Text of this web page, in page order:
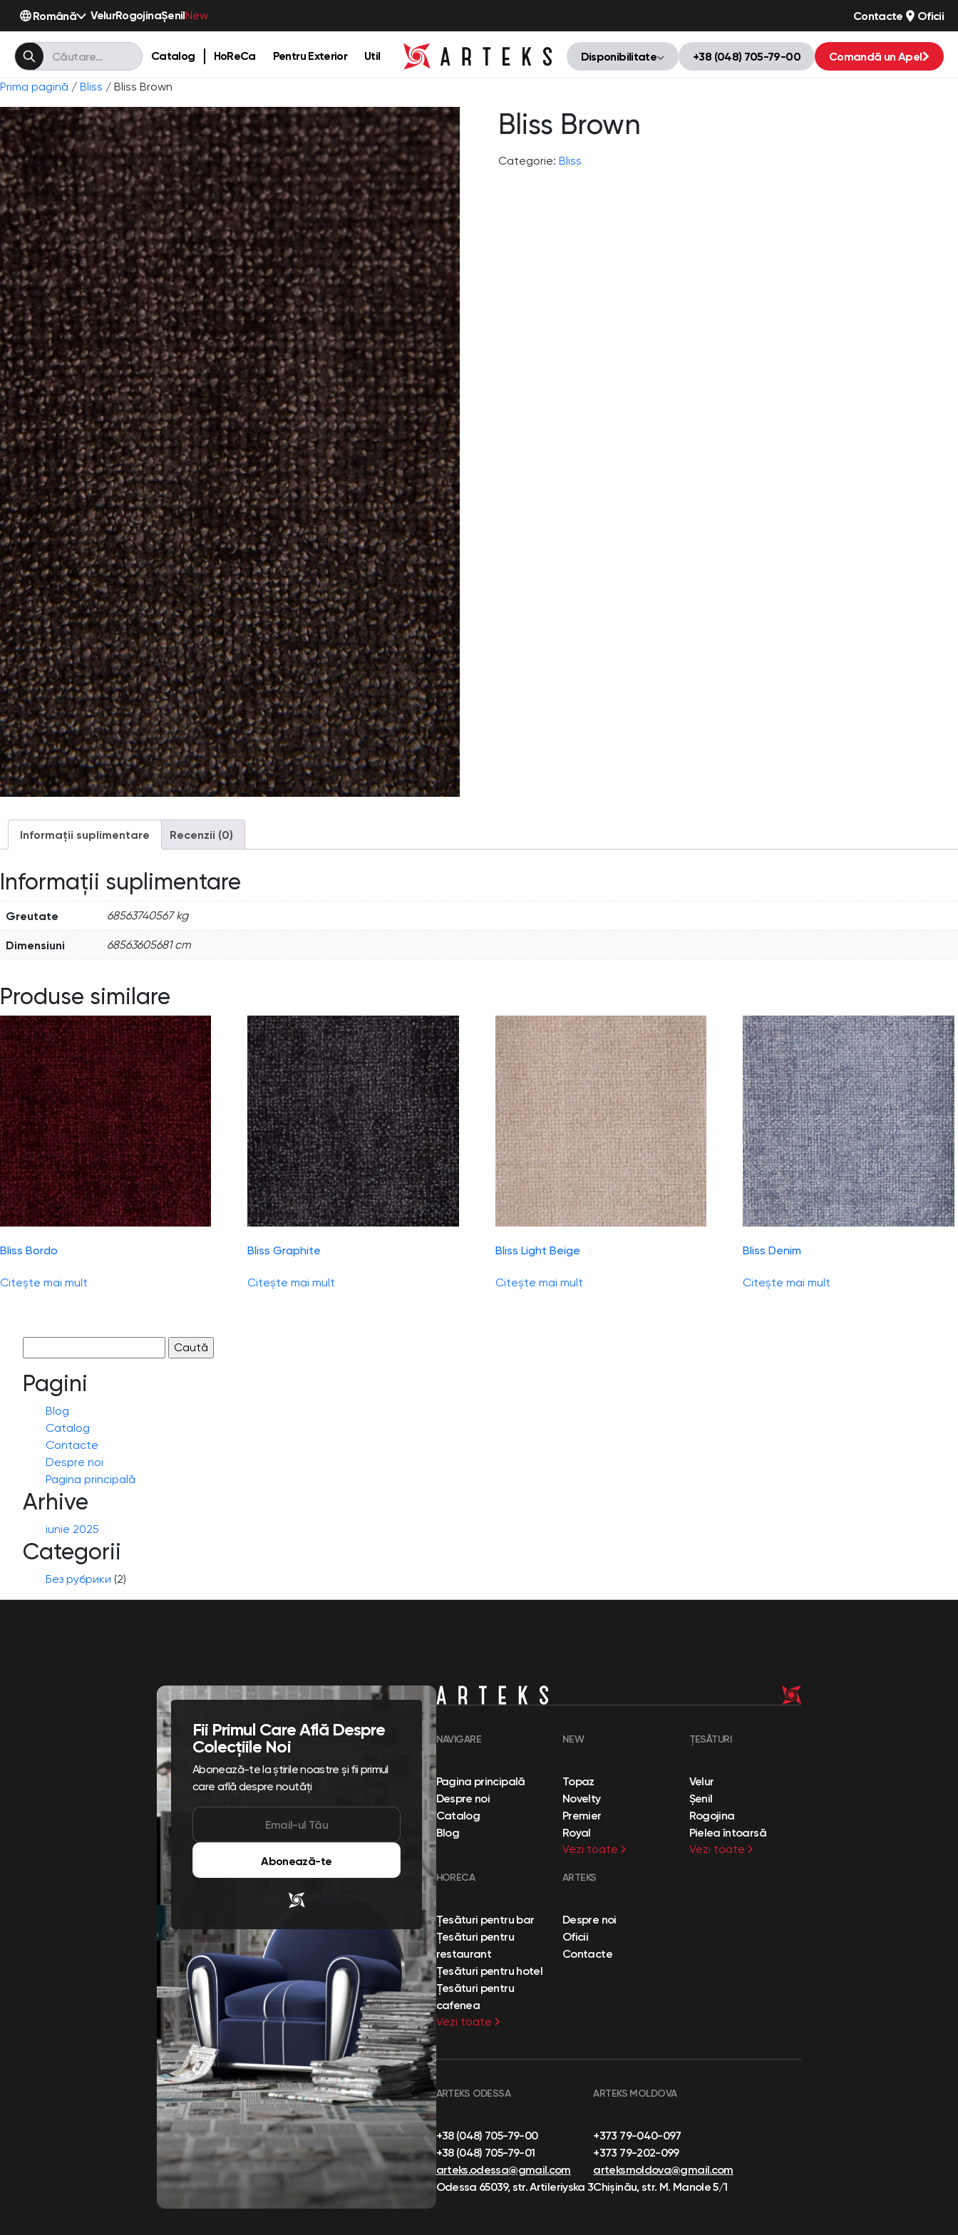
Română VelurRogojinaȘenilNew Contacte Oficii
Catalog HoReCa Pentru Exterior Util Disponibilitate +38 (048) 705-79-00 Comandă un Apel
Prima pagină / Bliss / Bliss Brown
Bliss Brown
Categorie: Bliss
Informații suplimentare Recenzii (0)
Informații suplimentare
Greutate 68563740567 kg
Dimensiuni 68563605681 cm
Produse similare
Bliss Bordo
Citește mai mult
Bliss Graphite
Citește mai mult
Bliss Light Beige
Citește mai mult
Bliss Denim
Citește mai mult
după:
Pagini
Blog
Catalog
Contacte
Despre noi
Pagina principală
Arhive
iunie 2025
Categorii
Без рубрики (2)
Fii Primul Care Află Despre
Colecțiile Noi
Abonează-te la știrile noastre și fii primul
care află despre noutăți
Abonează-te
NAVIGARE
Pagina principală
Despre noi
Catalog
Blog
NEW
Topaz
Novelty
Premier
Royal
Vezi toate
ȚESĂTURI
Velur
Șenil
Rogojina
Pielea întoarsă
Vezi toate
HORECA
Țesături pentru bar
Țesături pentru
restaurant
Țesături pentru hotel
Țesături pentru
cafenea
Vezi toate
ARTEKS
Despre noi
Oficii
Contacte
ARTEKS ODESSA
+38 (048) 705-79-00
+38 (048) 705-79-01
arteks.odessa@gmail.com
Odessa 65039, str. Artileriyska 3
ARTEKS MOLDOVA
+373 79-040-097
+373 79-202-099
arteksmoldova@gmail.com
Chișinău, str. M. Manole 5/1